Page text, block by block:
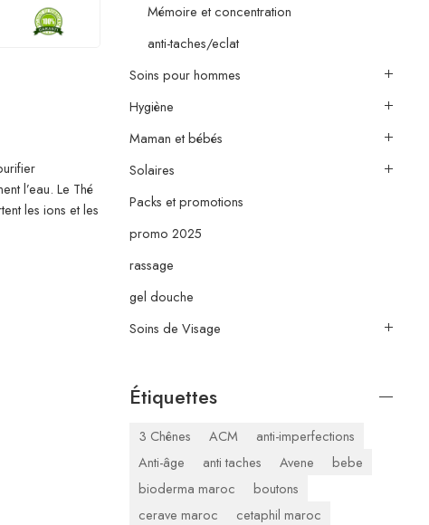
l’eau. Le Thé
les ions et les
Mémoire et concentration
anti-taches/eclat
Soins pour hommes
Hygiène
Maman et bébés
Solaires
Packs et promotions
promo 2025
rassage
gel douche
Soins de Visage
Étiquettes
3 Chênes ACM
anti-imperfections
Anti-âge
anti taches Avene
bebe
bioderma maroc
boutons
cerave maroc
cetaphil maroc